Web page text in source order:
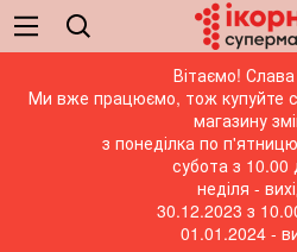
Вітаємо! Слава
Ми вже працюємо, тож купуйте
магазину
з понеділка по
субота з 10.00
неділя -
30.12.2023 з
01.01.2024 -